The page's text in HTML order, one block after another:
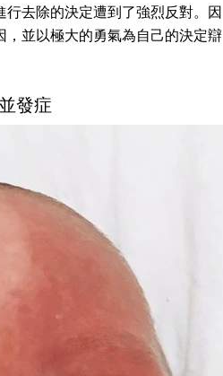
行去除的決定遭到了強烈反對。因
並以極大的勇氣為自己的決定辯
發症